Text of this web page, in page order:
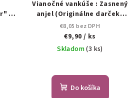
–
Vianočné vankúše : Zasnený
anjel (Originálne darčeky
na Vianoce.)
€8,05 bez DPH
€9,90 / ks
Skladom(3 ks)
Do košíka